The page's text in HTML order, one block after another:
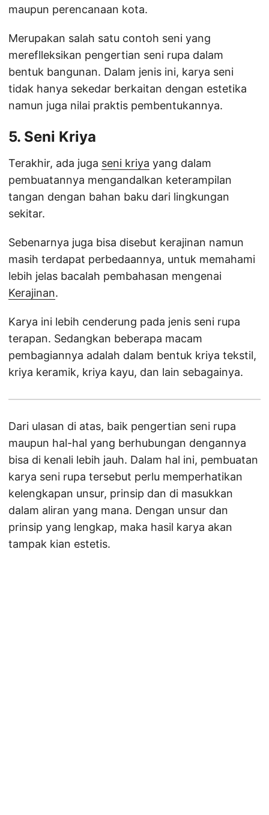
maupun perencanaan kota.
Merupakan salah satu contoh seni yang
mereflleksikan pengertian seni rupa dalam
bentuk bangunan. Dalam jenis ini, karya seni
tidak hanya sekedar berkaitan dengan estetika
namun juga nilai praktis pembentukannya.
5. Seni Kriya
Terakhir, ada juga seni kriya yang dalam
pembuatannya mengandalkan keterampilan
tangan dengan bahan baku dari lingkungan
sekitar.
Sebenarnya juga bisa disebut kerajinan namun
masih terdapat perbedaannya, untuk memahami
lebih jelas bacalah pembahasan mengenai
Kerajinan.
Karya ini lebih cenderung pada jenis seni rupa
terapan. Sedangkan beberapa macam
pembagiannya adalah dalam bentuk kriya tekstil,
kriya keramik, kriya kayu, dan lain sebagainya.
Dari ulasan di atas, baik pengertian seni rupa
maupun hal-hal yang berhubungan dengannya
bisa di kenali lebih jauh. Dalam hal ini, pembuatan
karya seni rupa tersebut perlu memperhatikan
kelengkapan unsur, prinsip dan di masukkan
dalam aliran yang mana. Dengan unsur dan
prinsip yang lengkap, maka hasil karya akan
tampak kian estetis.